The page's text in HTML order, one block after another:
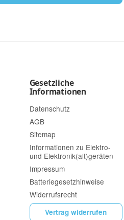
Gesetzliche
Informationen
Datenschutz
AGB
Sitemap
Informationen zu Elektro-
und Elektronik(alt)geräten
Impressum
Batteriegesetzhinweise
Widerrufsrecht
Vertrag widerrufen